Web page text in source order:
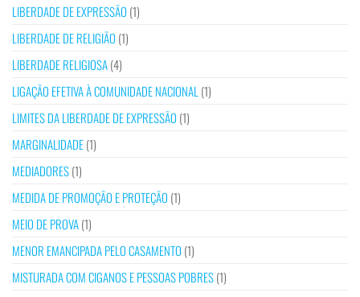
LIBERDADE DE EXPRESSÃO (1)
LIBERDADE DE RELIGIÃO (1)
LIBERDADE RELIGIOSA(4)
LIGAÇÃO EFETIVA À COMUNIDADE NACIONAL (1)
LIMITES DA LIBERDADE DE EXPRESSÃO (1)
MARGINALIDADE(1)
MEDIADORES(1)
MEDIDA DE PROMOÇÃO E PROTEÇÃO (1)
MEIO DE PROVA(1)
MENOR EMANCIPADA PELO CASAMENTO (1)
MISTURADA COM CIGANOS E PESSOAS POBRES(1)